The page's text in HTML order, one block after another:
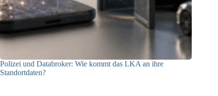
Polizei und Databroker: Wie kommt das LKA an ihre
Standortdaten?